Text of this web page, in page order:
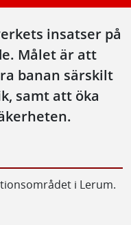
insatser på
Målet är att
banan särskilt
samt att öka
i Lerum.